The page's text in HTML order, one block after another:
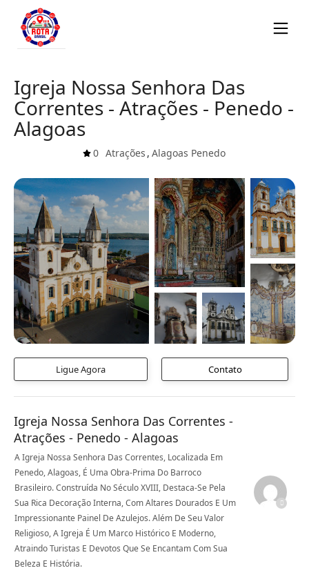
Igreja Nossa Senhora Das
Correntes - Atrações - Penedo -
Alagoas
0 Atrações , Alagoas Penedo
Ligue Agora Contato
Igreja Nossa Senhora Das Correntes -
Atrações - Penedo - Alagoas
A Igreja Nossa Senhora Das Correntes, Localizada Em
Penedo, Alagoas, É Uma Obra-Prima Do Barroco
Brasileiro. Construída No Século XVIII, Destaca-Se Pela
Sua Rica Decoração Interna, Com Altares Dourados E Um
Impressionante Painel De Azulejos. Além De Seu Valor
Religioso, A Igreja É Um Marco Histórico E Moderno,
Atraindo Turistas E Devotos Que Se Encantam Com Sua
Beleza E História.